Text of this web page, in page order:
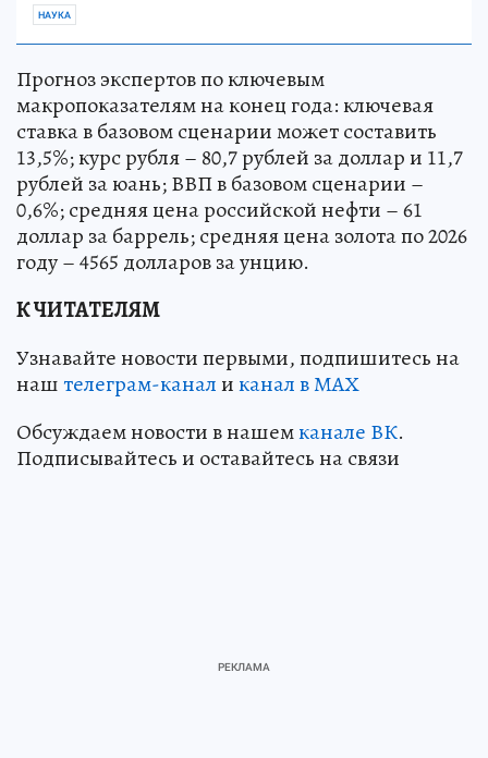
НАУКА
Прогноз экспертов по ключевым
макропоказателям на конец года: ключевая
ставка в базовом сценарии может составить
13,5%; курс рубля – 80,7 рублей за доллар и 11,7
рублей за юань; ВВП в базовом сценарии –
0,6%; средняя цена российской нефти – 61
доллар за баррель; средняя цена золота по 2026
году – 4565 долларов за унцию.
К ЧИТАТЕЛЯМ
Узнавайте новости первыми, подпишитесь на
наштелеграм-каналиканал в МАХ
Обсуждаем новости в нашемканале ВК.
Подписывайтесь и оставайтесь на связи